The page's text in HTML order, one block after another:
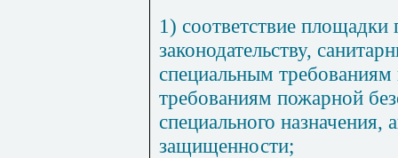
1) соответствие
законодательству,
специальным
требованиям пожарной
специального назначения,
защищенности;